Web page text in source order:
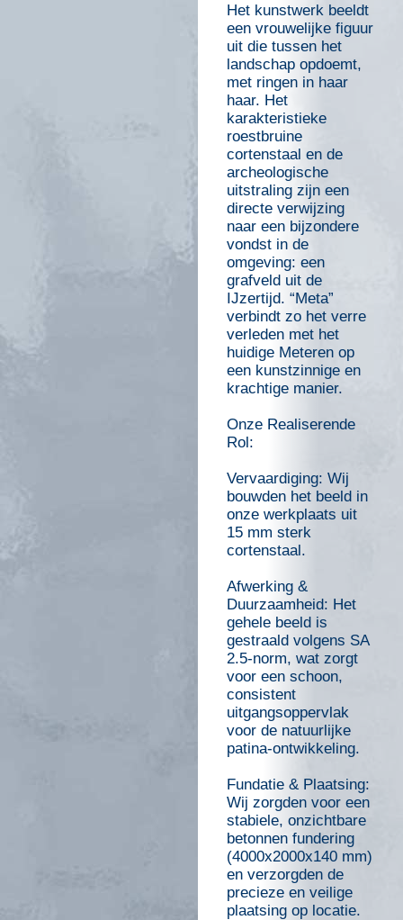
Het kunstwerk beeldt
een vrouwelijke figuur
uit die tussen het
landschap opdoemt,
met ringen in haar
haar. Het
karakteristieke
roestbruine
cortenstaal en de
archeologische
uitstraling zijn een
directe verwijzing
naar een bijzondere
vondst in de
omgeving: een
grafveld uit de
IJzertijd. “Meta”
verbindt zo het verre
verleden met het
huidige Meteren op
een kunstzinnige en
krachtige manier.
Onze Realiserende
Rol:
Vervaardiging: Wij
bouwden het beeld in
onze werkplaats uit
15 mm sterk
cortenstaal.
Afwerking &
Duurzaamheid: Het
gehele beeld is
gestraald volgens SA
2.5-norm, wat zorgt
voor een schoon,
consistent
uitgangsoppervlak
voor de natuurlijke
patina-ontwikkeling.
Fundatie & Plaatsing:
Wij zorgden voor een
stabiele, onzichtbare
betonnen fundering
(4000x2000x140 mm)
en verzorgden de
precieze en veilige
plaatsing op locatie.